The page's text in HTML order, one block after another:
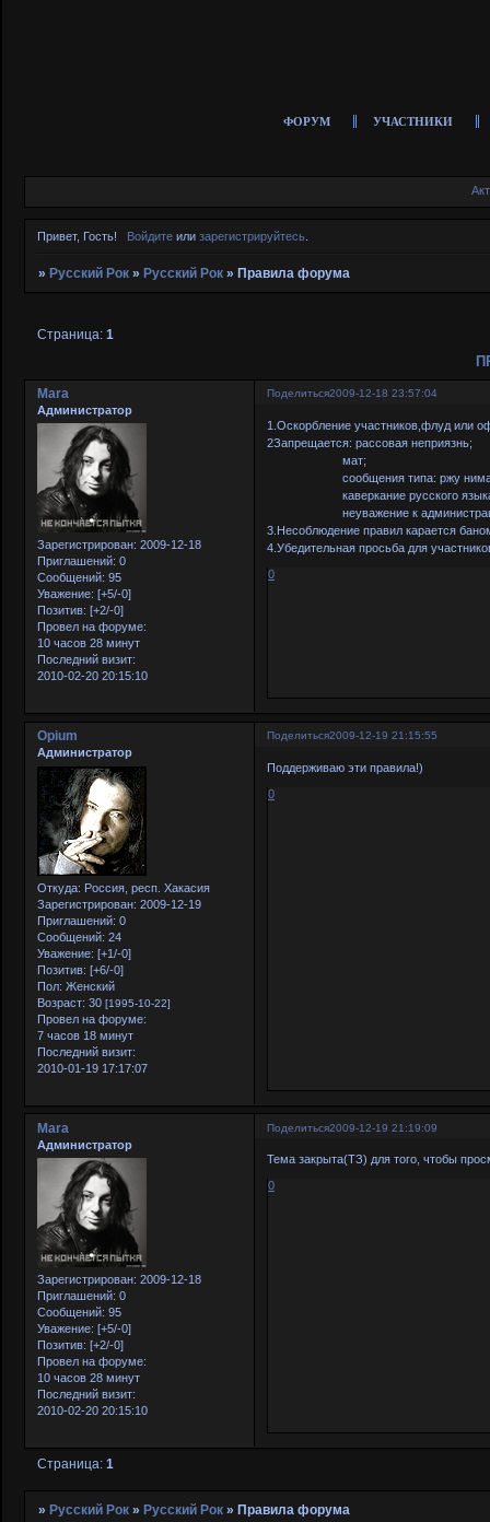
ФОРУМ УЧАСТНИКИ
Привет, Гость! Войдитеили зарегистрируйтесь.
»Русский Рок »Русский Рок »Правила форума
Страница:1
Поделиться2009-12-18 23:57:04
Mara
Администратор
Зарегистрирован: 2009-12-18
Приглашений: 0
Сообщений: 95
Уважение: [+5/-0]
Позитив: [+2/-0]
Провел на форуме:
10 часов 28 минут
Последний визит:
2010-02-20 20:15:10
1.Оскорбление участников,флуд или
2Запрещается: рассовая неприязнь;
мат;
сообщения типа: ржу нимагу
каверкание русского
неуважение к
3.Несоблюдение правил карается
4.Убедительная просьба для
0
Поделиться2009-12-19 21:15:55
Opium
Администратор
Откуда: Россия, респ. Хакасия
Зарегистрирован: 2009-12-19
Приглашений: 0
Сообщений: 24
Уважение: [+1/-0]
Позитив: [+6/-0]
Пол: Женский
Возраст: 30 [1995-10-22]
Провел на форуме:
7 часов 18 минут
Последний визит:
2010-01-19 17:17:07
Поддерживаю эти правила!)
0
Поделиться2009-12-19 21:19:09
Mara
Администратор
Зарегистрирован: 2009-12-18
Приглашений: 0
Сообщений: 95
Уважение: [+5/-0]
Позитив: [+2/-0]
Провел на форуме:
10 часов 28 минут
Последний визит:
2010-02-20 20:15:10
Тема закрыта(ТЗ) для того, чтобы
0
Страница:1
»Русский Рок »Русский Рок »Правила форума